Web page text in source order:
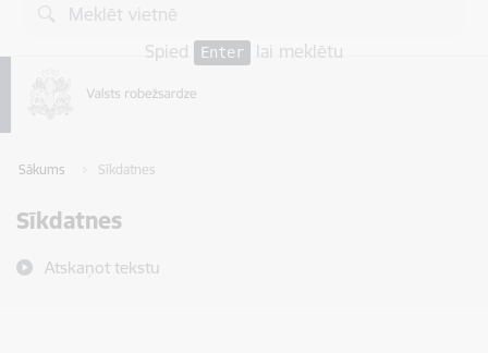
Pāriet uz lapas saturu
Spied
Enter lai meklētu
Sākums Sīkdatnes
Sīkdatnes
Atskaņot tekstu